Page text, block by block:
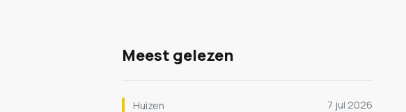
Meest gelezen
Huizen
7 jul 2026